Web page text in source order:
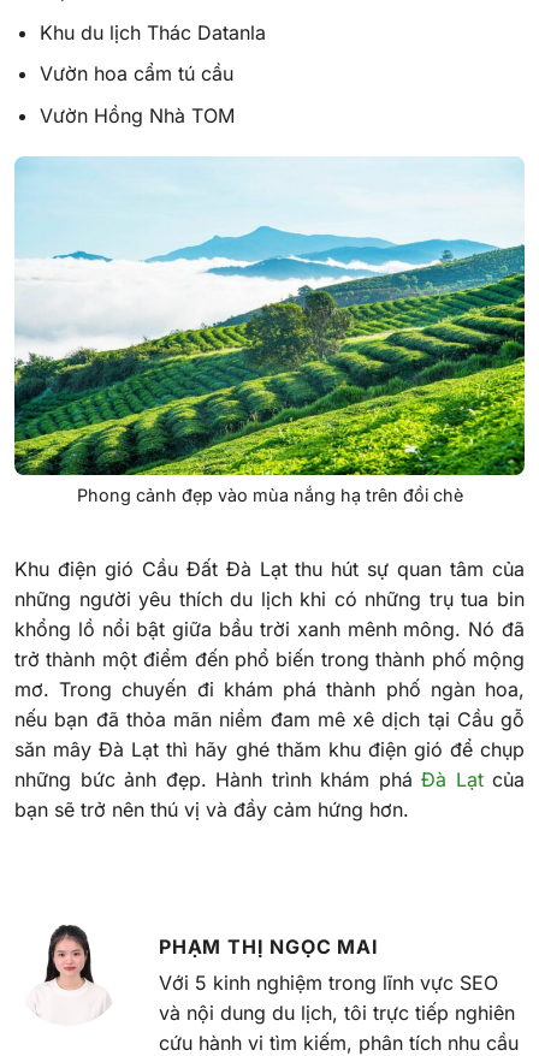
Khu du lịch Thác Datanla
Vườn hoa cẩm tú cầu
Vườn Hồng Nhà TOM
Phong cảnh đẹp vào mùa nắng hạ trên đồi chè
Khu điện gió Cầu Đất Đà Lạt thu hút sự quan tâm của
những người yêu thích du lịch khi có những trụ tua bin
khổng lồ nổi bật giữa bầu trời xanh mênh mông. Nó đã
trở thành một điểm đến phổ biến trong thành phố mộng
mơ. Trong chuyến đi khám phá thành phố ngàn hoa,
nếu bạn đã thỏa mãn niềm đam mê xê dịch tại Cầu gỗ
săn mây Đà Lạt thì hãy ghé thăm khu điện gió để chụp
những bức ảnh đẹp. Hành trình khám phá Đà Lạtcủa
bạn sẽ trở nên thú vị và đầy cảm hứng hơn.
PHẠM THỊ NGỌC MAI
Với 5 kinh nghiệm trong lĩnh vực SEO
và nội dung du lịch, tôi trực tiếp nghiên
cứu hành vi tìm kiếm, phân tích nhu cầu